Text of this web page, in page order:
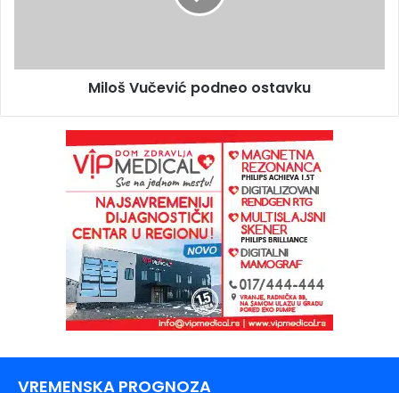
Miloš Vučević podneo ostavku
VREMENSKA PROGNOZA